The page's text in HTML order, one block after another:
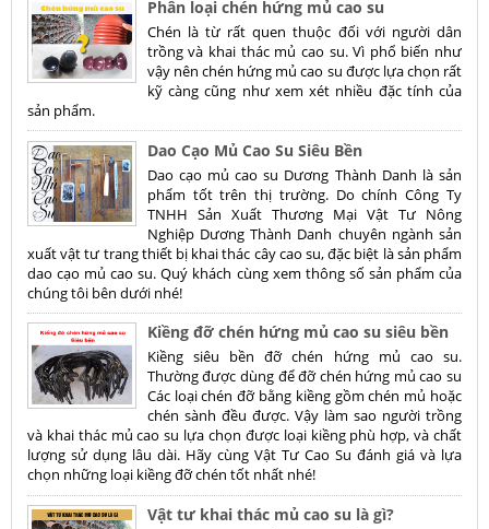
Phân loại chén hứng mủ cao su
Chén là từ rất quen thuộc đối với người dân
trồng và khai thác mủ cao su. Vì phổ biến như
vậy nên chén hứng mủ cao su được lựa chọn rất
kỹ càng cũng như xem xét nhiều đặc tính của
sản phẩm.
Dao Cạo Mủ Cao Su Siêu Bền
Dao cạo mủ cao su Dương Thành Danh là sản
phẩm tốt trên thị trường. Do chính Công Ty
TNHH Sản Xuất Thương Mại Vật Tư Nông
Nghiệp Dương Thành Danh chuyên ngành sản
xuất vật tư trang thiết bị khai thác cây cao su, đặc biệt là sản phẩm
dao cạo mủ cao su. Quý khách cùng xem thông số sản phẩm của
chúng tôi bên dưới nhé!
Kiềng đỡ chén hứng mủ cao su siêu bền
Kiềng siêu bền đỡ chén hứng mủ cao su.
Thường được dùng để đỡ chén hứng mủ cao su
Các loại chén đỡ bằng kiềng gồm chén mủ hoặc
chén sành đều được. Vậy làm sao người trồng
và khai thác mủ cao su lựa chọn được loại kiềng phù hợp, và chất
lượng sử dụng lâu dài. Hãy cùng Vật Tư Cao Su đánh giá và lựa
chọn những loại kiềng đỡ chén tốt nhất nhé!
Vật tư khai thác mủ cao su là gì?